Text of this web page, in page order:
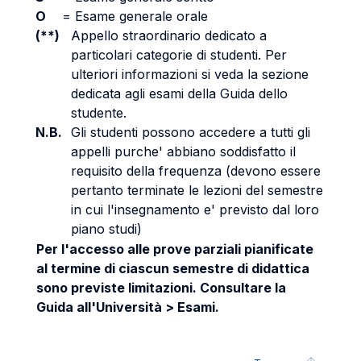
O
= Esame generale orale
(**)
Appello straordinario dedicato a
particolari categorie di studenti. Per
ulteriori informazioni si veda la sezione
dedicata agli esami della Guida dello
studente.
N.B. Gli studenti possono accedere a tutti gli
appelli purche' abbiano soddisfatto il
requisito della frequenza (devono essere
pertanto terminate le lezioni del semestre
in cui l'insegnamento e' previsto dal loro
piano studi)
Per l'accesso alle prove parziali pianificate
al termine di ciascun semestre di didattica
sono previste limitazioni. Consultare la
Guida all'Università > Esami.